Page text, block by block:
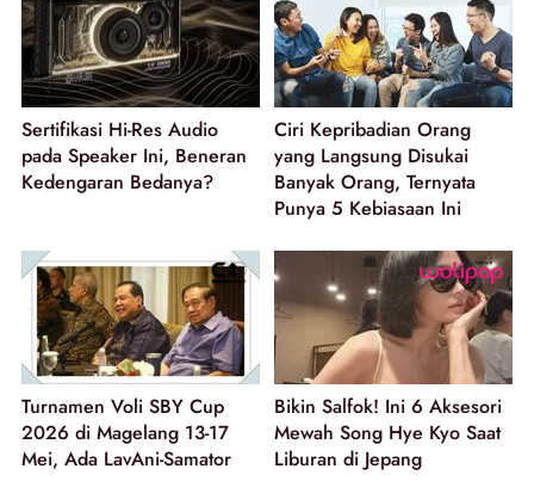
Sertifikasi Hi-Res Audio
pada Speaker Ini, Beneran
Kedengaran Bedanya?
Ciri Kepribadian Orang
yang Langsung Disukai
Banyak Orang, Ternyata
Punya 5 Kebiasaan Ini
Turnamen Voli SBY Cup
2026 di Magelang 13-17
Mei, Ada LavAni-Samator
Bikin Salfok! Ini 6 Aksesori
Mewah Song Hye Kyo Saat
Liburan di Jepang